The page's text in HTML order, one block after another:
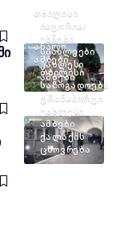
ᲗᲑᲘᲚᲘᲡᲘ
ᲘᲡᲢᲝᲠᲘᲐ/
ᲣᲑᲜᲔᲑᲘ
ᲡᲘᲐᲮᲚᲔᲔᲑᲘ
ᲣᲐᲮᲚᲔᲡᲘ
ᲐᲛᲑᲔᲑᲘ
ᲐᲮᲐᲚᲘ
ᲐᲛᲑᲔᲑᲘ
ᲗᲑᲘᲚᲘᲡᲘ
ᲡᲐᲖᲝᲒᲐᲓᲝᲔᲑᲐ
ᲢᲠᲐᲜᲡᲞᲝᲠᲢᲘ
ᲣᲐᲮᲚᲔᲡᲘ
ᲐᲛᲑᲔᲑᲘ
ᲥᲐᲚᲐᲥᲘᲡ
ᲪᲮᲝᲕᲠᲔᲑᲐ